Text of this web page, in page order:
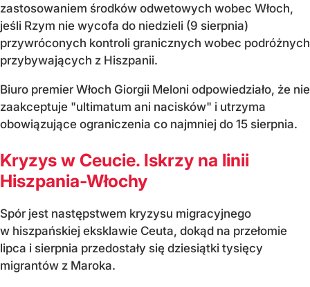
zastosowaniem środków odwetowych wobec Włoch,
jeśli Rzym nie wycofa do niedzieli (9 sierpnia)
przywróconych kontroli granicznych wobec podróżnych
przybywających z Hiszpanii.
Biuro premier Włoch Giorgii Meloni odpowiedziało, że nie
zaakceptuje "ultimatum ani nacisków" i utrzyma
obowiązujące ograniczenia co najmniej do 15 sierpnia.
Kryzys w Ceucie. Iskrzy na linii
Hiszpania-Włochy
Spór jest następstwem kryzysu migracyjnego
w hiszpańskiej eksklawie Ceuta, dokąd na przełomie
lipca i sierpnia przedostały się dziesiątki tysięcy
migrantów z Maroka.